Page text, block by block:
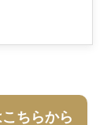
ちらから